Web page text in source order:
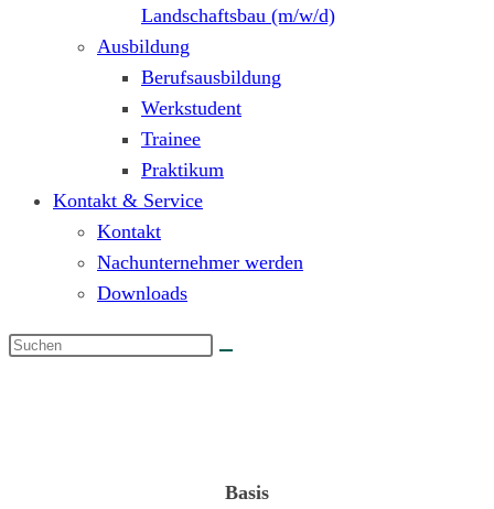
Landschaftsbau (m/w/d)
Ausbildung
Berufsausbildung
Werkstudent
Trainee
Praktikum
Kontakt & Service
Kontakt
Nachunternehmer werden
Downloads
Basis